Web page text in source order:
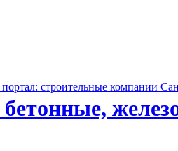
строительные компании